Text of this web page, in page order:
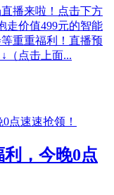
播来啦！点击下方
走价值499元的智能
重重福利！直播预
（点击上面...
利，今晚0点